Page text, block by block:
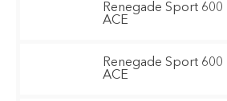
Renegade Sport 600
ACE
Renegade Sport 600
ACE